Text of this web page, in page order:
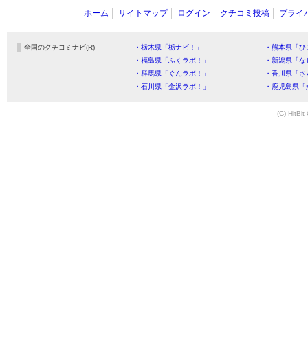
ホーム サイトマップ ログイン クチコミ投稿 プライ
全国のクチコミナビ(R) ・栃木県「栃ナビ！」
・熊本県「
・福島県「ふくラボ！」
・新潟県「
・群馬県「ぐんラボ！」
・香川県「
・石川県「金沢ラボ！」
・鹿児島県
(C) HitBit